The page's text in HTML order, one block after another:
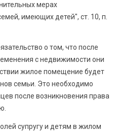
мерах
имеющих детей", ст. 10, п.
о том, что после
с недвижимости они
жилое помещение будет
семьи. Это необходимо
после возникновения права
супругу и детям в жилом